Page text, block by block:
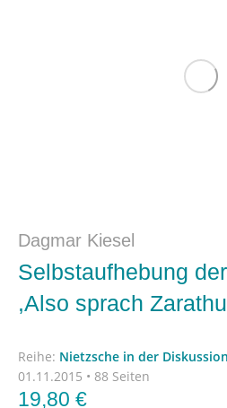
Dagmar Kiesel
Selbstaufhebung
,Also sprach
Reihe: Nietzsche in der Diskussion
01.11.2015 • 88 Seiten
19,80 €